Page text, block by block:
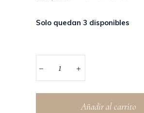
Solo quedan 3 disponibles
Añadir al carrito